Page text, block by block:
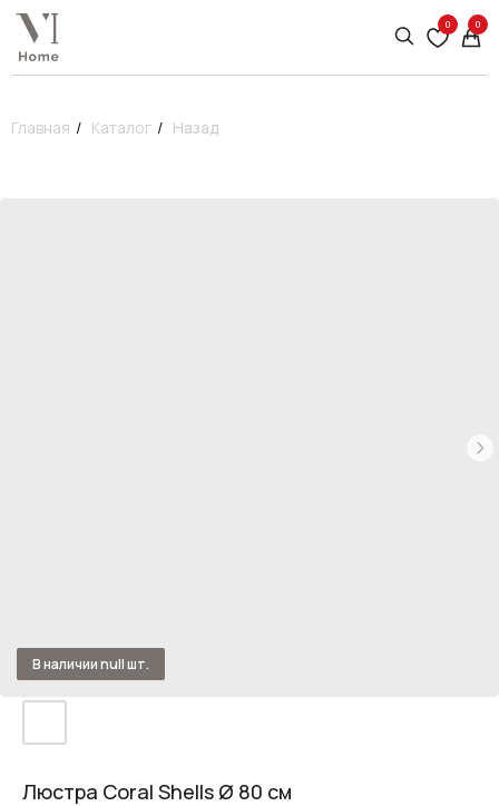
0 0
Главная / Каталог / Назад
Люстра Coral Shells Ø 80 см